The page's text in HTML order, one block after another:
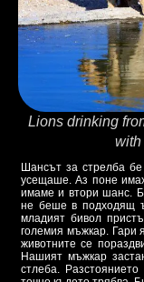
Lions drinking
with
Шансът за стрелба
усещаше. Аз поне
имаме и втори шанс.
не беше в подходящ
младият бивол
големия мъжкар. Гари
животните се
Нашият мъжкар
стлеба.